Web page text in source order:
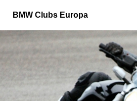
BMW Clubs Europa